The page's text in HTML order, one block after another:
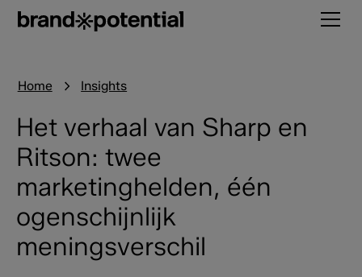
Home Insights
Het verhaal van Sharp en
Ritson: twee
marketinghelden, één
ogenschijnlijk
meningsverschil